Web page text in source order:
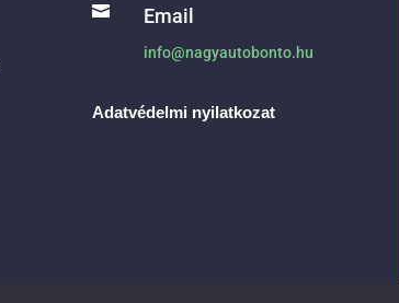
 Email
info@nagyautobonto.hu
Adatvédelmi nyilatkozat